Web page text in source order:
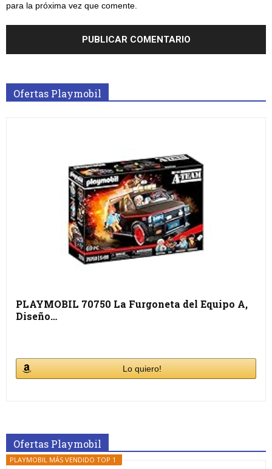
para la próxima vez que comente.
Ofertas Playmobil
PLAYMOBIL 70750 La Furgoneta del Equipo A,
Diseño…
Lo quiero!
Ofertas Playmobil
PLAYMOBIL MÁS VENDIDO TOP 1